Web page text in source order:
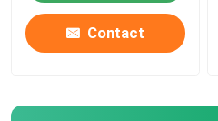
Contact